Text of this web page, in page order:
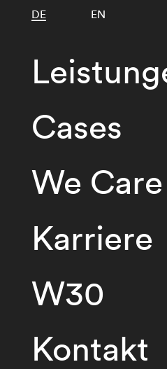
Cases
We Care
Karriere
W30
Kontakt
DE EN